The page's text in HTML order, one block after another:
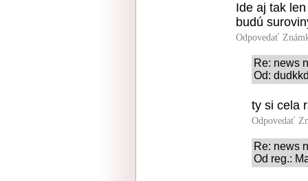
Ide aj tak
budú
Odpovedať
Re: news
Od:
ty si cela
Odpovedať
Re: news
Od reg.: